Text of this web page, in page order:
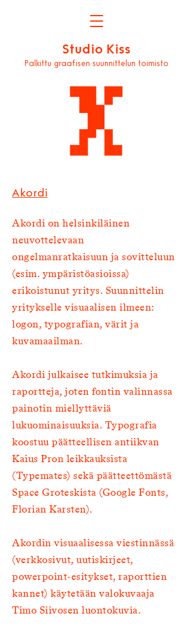
Studio Kiss
Palkittu graafisen suunnittelun toimisto
Akordi
Akordi on helsinkiläinen
neuvottelevaan
ongelmanratkaisuun ja sovitteluun
(esim. ympäristöasioissa)
erikoistunut yritys. Suunnittelin
yritykselle visuaalisen ilmeen:
logon, typografian, värit ja
kuvamaailman.
Akordi julkaisee tutkimuksia ja
raportteja, joten fontin valinnassa
painotin miellyttäviä
lukuominaisuuksia. Typografia
koostuu päätteellisen antiikvan
Kaius Pron leikkauksista
(Typemates) sekä päätteettömästä
Space Groteskista (Google Fonts,
Florian Karsten).
Akordin visuaalisessa viestinnässä
(verkkosivut, uutiskirjeet,
powerpoint-esitykset, raporttien
kannet) käytetään valokuvaaja
Timo Siivosen luontokuvia.